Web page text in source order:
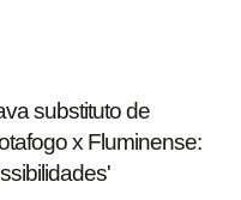
substituto de
x Fluminense: